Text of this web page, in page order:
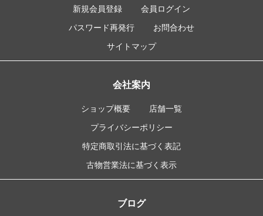
新規会員登録
会員ログイン
パスワード再発行
お問合わせ
サイトマップ
会社案内
ショップ概要
店舗一覧
プライバシーポリシー
特定商取引法に基づく表記
古物営業法に基づく表示
ブログ